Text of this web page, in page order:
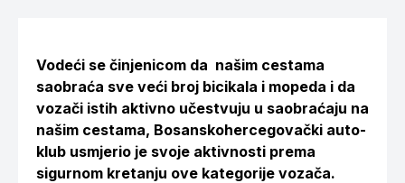
Vodeći se činjenicom da našim cestama
saobraća sve veći broj bicikala i mopeda i da
vozači istih aktivno učestvuju u saobraćaju na
našim cestama, Bosanskohercegovački auto-
klub usmjerio je svoje aktivnosti prema
sigurnom kretanju ove kategorije vozača.